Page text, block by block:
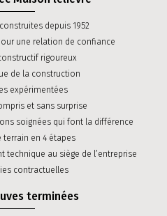
depuis 1952
une relation de confiance
rigoureux
de la construction
expérimentées
et sans surprise
soignées qui font la différence
terrain en 4 étapes
technique au siège de l’entreprise
contractuelles
terminées